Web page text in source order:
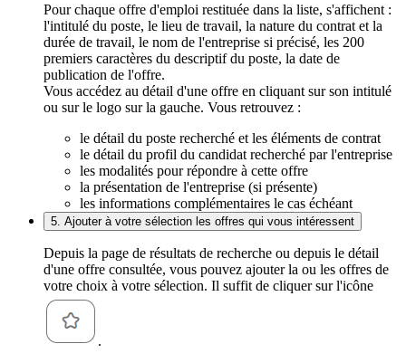
Pour chaque offre d'emploi restituée dans la liste, s'affichent :
l'intitulé du poste, le lieu de travail, la nature du contrat et la
durée de travail, le nom de l'entreprise si précisé, les 200
premiers caractères du descriptif du poste, la date de
publication de l'offre.
Vous accédez au détail d'une offre en cliquant sur son intitulé
ou sur le logo sur la gauche. Vous retrouvez :
le détail du poste recherché et les éléments de contrat
le détail du profil du candidat recherché par l'entreprise
les modalités pour répondre à cette offre
la présentation de l'entreprise (si présente)
les informations complémentaires le cas échéant
5. Ajouter à votre sélection les offres qui vous intéressent
Depuis la page de résultats de recherche ou depuis le détail
d'une offre consultée, vous pouvez ajouter la ou les offres de
votre choix à votre sélection. Il suffit de cliquer sur l'icône
.